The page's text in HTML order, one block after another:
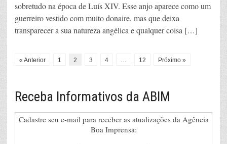
sobretudo na época de Luís XIV. Esse anjo aparece como um
guerreiro vestido com muito donaire, mas que deixa
transparecer a sua natureza angélica e qualquer coisa […]
« Anterior 1 2 3 4 … 12 Próximo »
Receba Informativos da ABIM
Cadastre seu e-mail para receber as atualizações da Agência
Boa Imprensa: